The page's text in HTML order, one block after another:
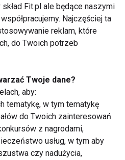
Romanova, kosmetolog z
Bazując na 30-letnim
i japońskim,
unikalne techniki
od stanu jego skóry i
zakochasz się od
to skuteczna metoda
Fit.pl ale będące naszymi
Najczęściej ta
reklam, które
do Twoich potrzeb
Twoje dane?
aby:
tematykę, w tym tematykę
do Twoich zainteresowań
z nagrodami,
usług, w tym aby
czy nadużycia,